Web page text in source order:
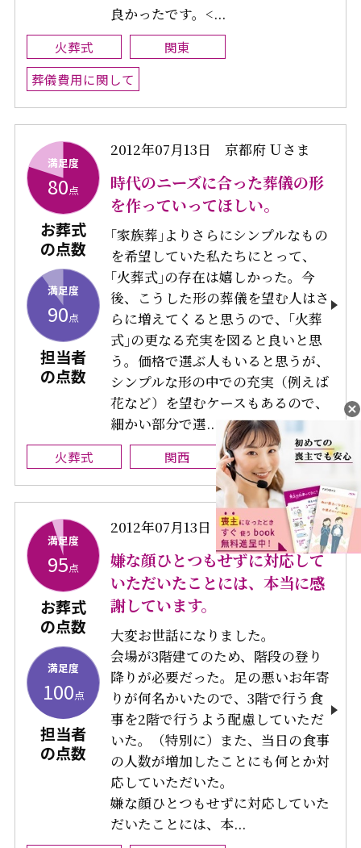
良かったです。<...
火葬式
関東
葬儀費用に関して
満足度
80点
お葬式
の点数
満足度
90点
担当者
の点数
2012年07月13日 京都府 Ｕさま
時代のニーズに合った葬儀の形
を作っていってほしい。
｢家族葬｣よりさらにシンプルなもの
を希望していた私たちにとって、
｢火葬式｣の存在は嬉しかった。今
後、こうした形の葬儀を望む人はさ
らに増えてくると思うので、｢火葬
式｣の更なる充実を図ると良いと思
う。価格で選ぶ人もいると思うが、
シンプルな形の中での充実（例えば
花など）を望むケースもあるので、
細かい部分で選...
火葬式 関西 その他
満足度
95点
お葬式
の点数
満足度
100点
担当者
の点数
2012年07月13日大阪府 Ｙさま
嫌な顔ひとつもせずに対応して
いただいたことには、本当に感
謝しています。
大変お世話になりました。
会場が3階建てのため、階段の登り
降りが必要だった。足の悪いお年寄
りが何名かいたので、3階で行う食
事を2階で行うよう配慮していただ
いた。（特別に）また、当日の食事
の人数が増加したことにも何とか対
応していただいた。
嫌な顔ひとつもせずに対応していた
だいたことには、本...